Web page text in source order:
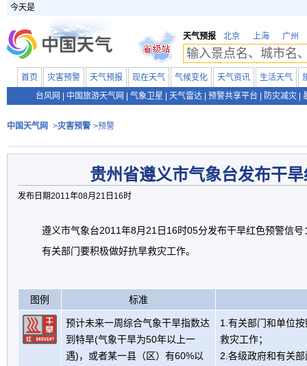
今天是
天气预报 北京 上海 广州
首页 灾害预警 天气预报 现在天气 气候变化 天气资讯 生活天气
台风网
中国旅游天气网 气象卫星 天气雷达 预警共享平台 防灾减灾
中国天气网 >灾害预警 >预警
贵州省遵义市气象台发布干
发布日期2011年08月21日16时
遵义市气象台2011年8月21日16时05分发布干旱红色预警信
有关部门要积极做好抗旱救灾工作。
图例 标准
预计未来一周综合气象干旱指数达
到特旱(气象干旱为50年以上一
遇)，或者某一县（区）有60%以
1.有关部门和单位
救灾工作；
2.各级政府和有关